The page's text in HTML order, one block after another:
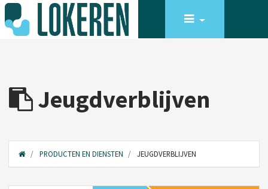
Jeugdverblijven
PRODUCTEN EN DIENSTEN JEUGDVERBLIJVEN